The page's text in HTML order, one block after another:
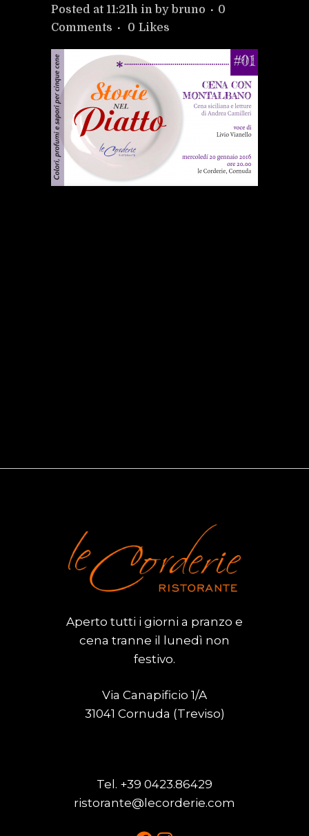
Posted at 11:21h in by bruno
0
Comments
0 Likes
Aperto tutti i giorni a pranzo e
cena tranne il lunedì non
festivo.
Via Canapificio 1/A
31041 Cornuda (Treviso)
Tel. +39 0423.86429
ristorante@lecorderie.com